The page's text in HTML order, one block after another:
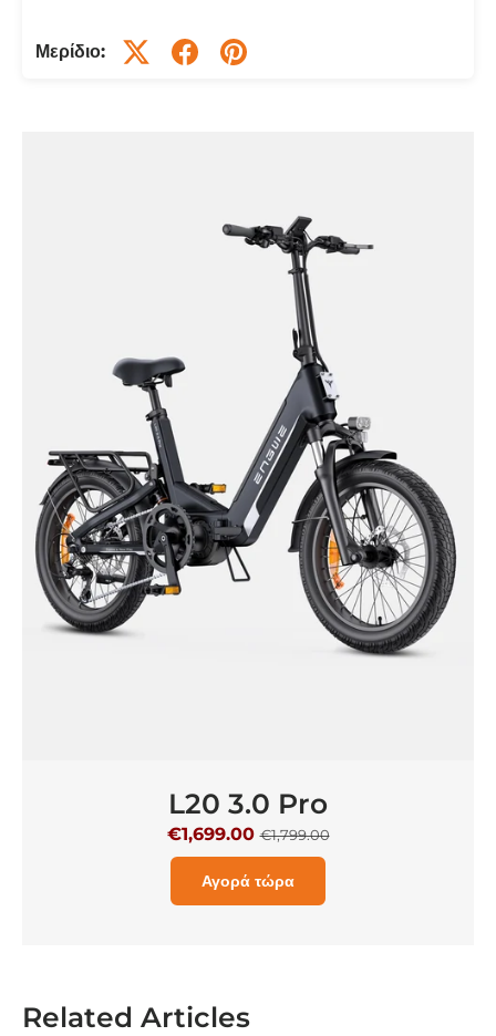
Μερίδιο:
L20 3.0 Pro
€1,699.00€1,799.00
Αγορά τώρα
Related Articles